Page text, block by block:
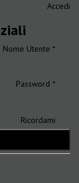
Accedi
Nome Utente *
Password *
Ricordami